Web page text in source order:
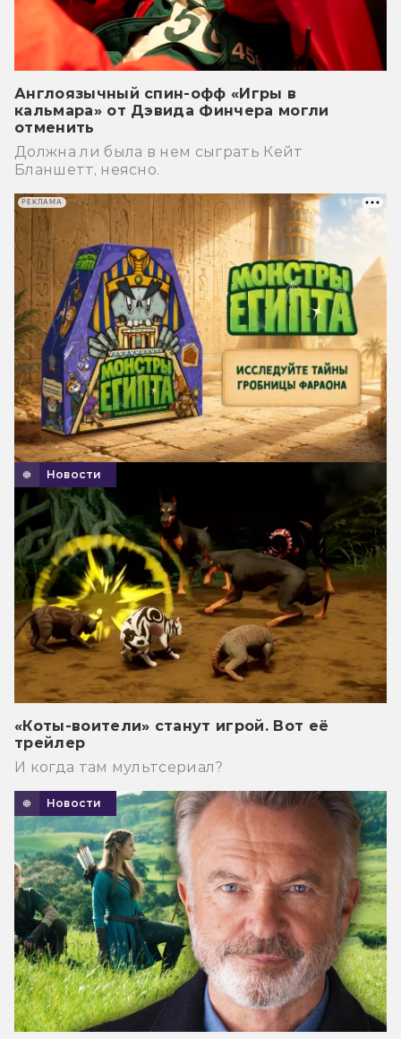
Англоязычный спин-офф «Игры в
кальмара» от Дэвида Финчера могли
отменить
Должна ли была в нем сыграть Кейт
Бланшетт, неясно.
Новости
«Коты-воители» станут игрой. Вот её
трейлер
И когда там мультсериал?
Новости
РЕКЛАМА